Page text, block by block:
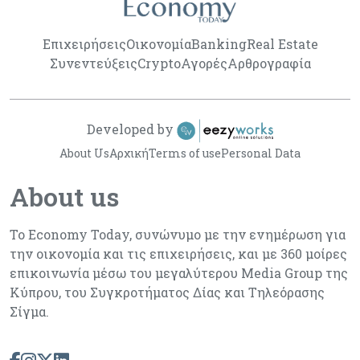
ΕπιχειρήσειςΟικονομίαBankingReal Estate
ΣυνεντεύξειςCryptoΑγορέςΑρθρογραφία
About us
Το Economy Today, συνώνυμο με την ενημέρωση για
την οικονομία και τις επιχειρήσεις, και με 360 μοίρες
επικοινωνία μέσω του μεγαλύτερου Media Group της
Κύπρου, του Συγκροτήματος Δίας και Τηλεόρασης
Σίγμα.
About UsΑρχικήTerms of usePersonal Data
Developed by